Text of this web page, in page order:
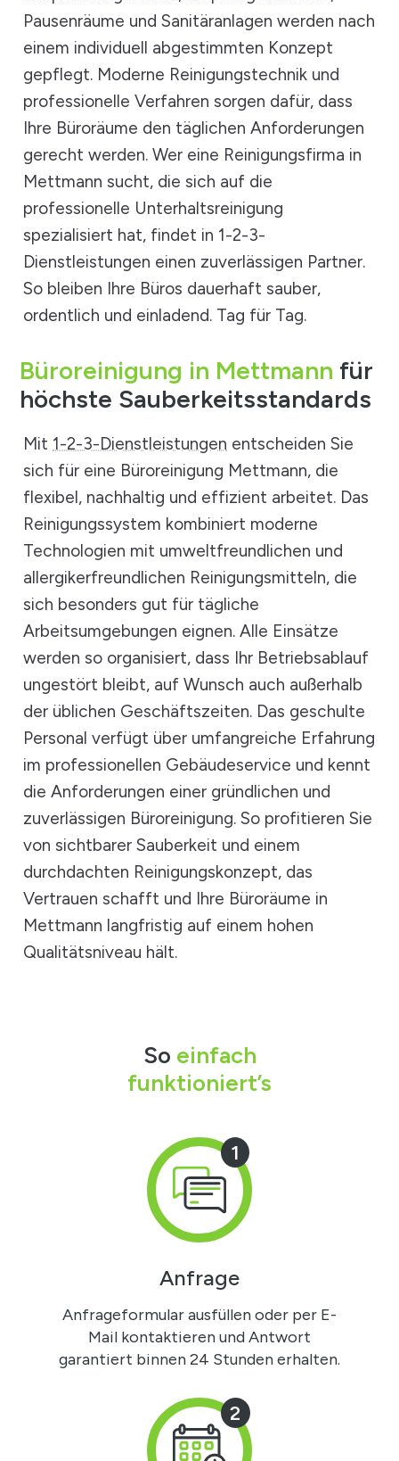
Pausenräume und Sanitäranlagen werden nach
einem individuell abgestimmten Konzept
gepflegt. Moderne Reinigungstechnik und
professionelle Verfahren sorgen dafür, dass
Ihre Büroräume den täglichen Anforderungen
gerecht werden. Wer eine Reinigungsfirma in
Mettmann sucht, die sich auf die
professionelle Unterhaltsreinigung
spezialisiert hat, findet in 1-2-3-
Dienstleistungen einen zuverlässigen Partner.
So bleiben Ihre Büros dauerhaft sauber,
ordentlich und einladend. Tag für Tag.
Büroreinigung in Mettmann für
höchste Sauberkeitsstandards
Mit 1-2-3-Dienstleistungen entscheiden Sie
sich für eine Büroreinigung Mettmann, die
flexibel, nachhaltig und effizient arbeitet. Das
Reinigungssystem kombiniert moderne
Technologien mit umweltfreundlichen und
allergikerfreundlichen Reinigungsmitteln, die
sich besonders gut für tägliche
Arbeitsumgebungen eignen. Alle Einsätze
werden so organisiert, dass Ihr Betriebsablauf
ungestört bleibt, auf Wunsch auch außerhalb
der üblichen Geschäftszeiten. Das geschulte
Personal verfügt über umfangreiche Erfahrung
im professionellen Gebäudeservice und kennt
die Anforderungen einer gründlichen und
zuverlässigen Büroreinigung. So profitieren Sie
von sichtbarer Sauberkeit und einem
durchdachten Reinigungskonzept, das
Vertrauen schafft und Ihre Büroräume in
Mettmann langfristig auf einem hohen
Qualitätsniveau hält.
So einfach
funktioniert’s
1
Anfrage
Anfrageformular ausfüllen oder per E-
Mail kontaktieren und Antwort
garantiert binnen 24 Stunden erhalten.
2